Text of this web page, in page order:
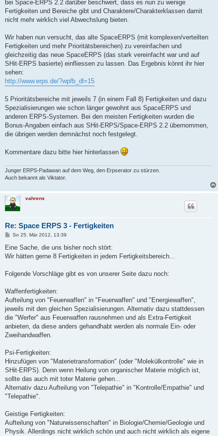
bei Space-ERPS 2.2 darüber beschwert, dass es nun zu wenige
Fertigkeiten und Bereiche gibt und Charaktere/Charakterklassen damit
nicht mehr wirklich viel Abwechslung bieten.
Wir haben nun versucht, das alte SpaceERPS (mit komplexen/verteilten
Fertigkeiten und mehr Prioritätsbereichen) zu vereinfachen und
gleichzeitig das neue SpaceERPS (das stark vereinfacht war und auf
SHit-ERPS basierte) einfliessen zu lassen. Das Ergebnis könnt ihr hier
sehen:
http://www.erps.de/?wpfb_dl=15
5 Prioritätsbereiche mit jeweils 7 (in einem Fall 8) Fertigkeiten und dazu
Spezialisierungen wie schon länger gewohnt aus SpaceERPS und
anderen ERPS-Systemen. Bei den meisten Fertigkeiten wurden die
Bonus-Angaben einfach aus SHit-ERPS/Space-ERPS 2.2 übernommen,
die übrigen werden demnächst noch festgelegt.
Kommentare dazu bitte hier hinterlassen
Junger ERPS-Padawan auf dem Weg, den Erpserator zu stürzen.
Auch bekannt als Viktator.
vahrens
Re: Space ERPS 3 - Fertigkeiten
B
i
r
So 25. Mär 2012, 13:39
Eine Sache, die uns bisher noch stört:
Wir hätten gerne 8 Fertigkeiten in jedem Fertigkeitsbereich...
Folgende Vorschläge gibt es von unserer Seite dazu noch:
Waffenfertigkeiten:
Aufteilung von "Feuerwaffen" in "Feuerwaffen" und "Energiewaffen",
jeweils mit den gleichen Spezialisierungen. Alternativ dazu stattdessen
die "Werfer" aus Feuerwaffen rausnehmen und als Extra-Fertigkeit
anbieten, da diese anders gehandhabt werden als normale Ein- oder
Zweihandwaffen.
Psi-Fertigkeiten:
Hinzufügen von "Materietransformation" (oder "Molekülkontrolle" wie in
SHit-ERPS). Denn wenn Heilung von organischer Materie möglich ist,
sollte das auch mit toter Materie gehen...
Alternativ dazu Aufteilung von "Telepathie" in "Kontrolle/Empathie" und
"Telepathie".
Geistige Fertigkeiten:
Aufteilung von "Naturwissenschaften" in Biologie/Chemie/Geologie und
Physik. Allerdings nicht wirklich schön und auch nicht wirklich als eigene